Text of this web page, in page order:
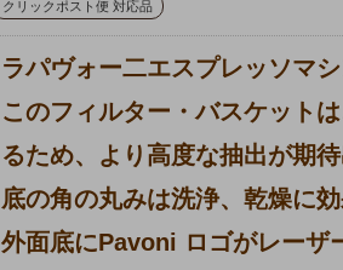
クリックポスト便 対応品
ラパヴォー二エスプレッソマ
このフィルター・バスケット
るため、より高度な抽出が期待
底の角の丸みは洗浄、乾燥に効
外面底にPavoni ロゴがレーザ